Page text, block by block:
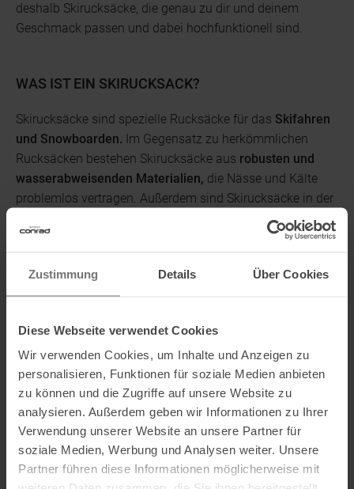
Zustimmung Details Über Cookies
Diese Webseite verwendet Cookies
Wir verwenden Cookies, um Inhalte und Anzeigen zu
personalisieren, Funktionen für soziale Medien anbieten
zu können und die Zugriffe auf unsere Website zu
analysieren. Außerdem geben wir Informationen zu Ihrer
Verwendung unserer Website an unsere Partner für
soziale Medien, Werbung und Analysen weiter. Unsere
Partner führen diese Informationen möglicherweise mit
deshalb Skirucksäcke, die genau zu dir und deinem
Geschmack passen und dabei hochfunktionell sind.
WAS IST EIN SKIRUCKSACK?
Skirucksäcke sind spezielle Rucksäcke für das Skifahren
und Snowboarden. Im Gegensatz zu herkömmlichen
Rucksäcken bestehen Skirucksäcke aus robusten und
wasserabweisenden Materialien, die Nässe und Kälte
problemlos vertragen. Außerdem sind Skirucksäcke in der
Regel so konstruiert, dass sie schnellen Bewegungen
problemlos standhalten und dich beim Skifahren oder
Wer glaubt, ein Rucksack sei beim Skifahren nur
hinderlich, der irrt. Klar, mitetwas mehr Gewichtbist du
schon unterwegs, aber dafür haben spezielle Rucksäcke
genügend überzeugende Vorteile.Vor allem, wenn du
stundenlang im Schnee unterwegs bist, sind Skirucksäcke
eine gute Wahl, denn sie bieten Platz fürProviant,also
Essen und Trinken,Ersatzhandschuheund sogar